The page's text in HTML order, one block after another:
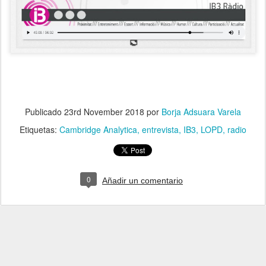
Publicado 23rd November 2018 por Borja Adsuara Varela
Etiquetas: Cambridge Analytica entrevista IB3 LOPD radio
0 Añadir un comentario